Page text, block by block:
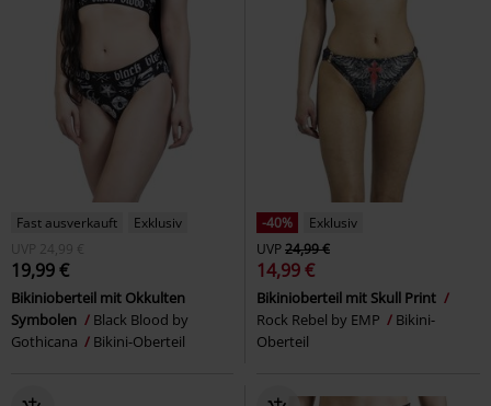
Fast ausverkauft
Exklusiv
UVP
24,99 €
19,99 €
Bikinioberteil mit Okkulten
Symbolen
Black Blood by
Gothicana
Bikini-Oberteil
-40%
Exklusiv
UVP24,99 €
14,99 €
Bikinioberteil mit Skull Print
Rock Rebel by EMP
Bikini-
Oberteil